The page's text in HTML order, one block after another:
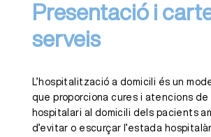
Presentació i
serveis
L’hospitalització a domicili és un
que proporciona cures i atencions de
hospitalari al domicili dels pacients
d’evitar o escurçar l’estada